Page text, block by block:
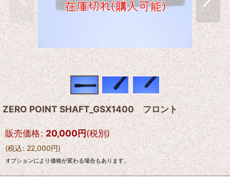
ZERO POINT SHAFT_GSX1400 フロント
販売価格: 20,000円(税別)
(税込: 22,000円)
オプションにより価格が変わる場合もあります。